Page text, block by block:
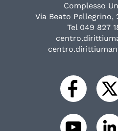
Complesso
Via Beato Pellegrino,
Tel 049 827